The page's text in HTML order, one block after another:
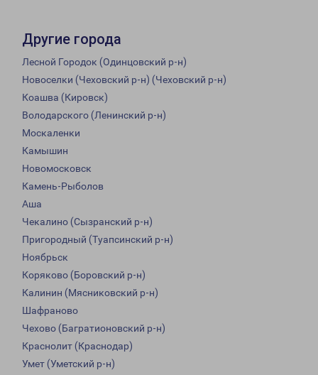
Другие города
Лесной Городок (Одинцовский р-н)
Новоселки (Чеховский р-н) (Чеховский р-н)
Коашва (Кировск)
Володарского (Ленинский р-н)
Москаленки
Камышин
Новомосковск
Камень-Рыболов
Аша
Чекалино (Сызранский р-н)
Пригородный (Туапсинский р-н)
Ноябрьск
Коряково (Боровский р-н)
Калинин (Мясниковский р-н)
Шафраново
Чехово (Багратионовский р-н)
Краснолит (Краснодар)
Умет (Уметский р-н)